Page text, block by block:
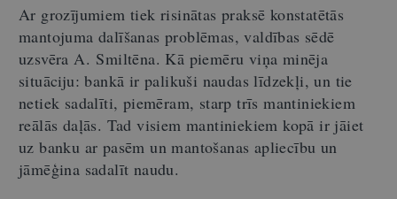
Ar grozījumiem tiek risinātas praksē konstatētās
mantojuma dalīšanas problēmas, valdības sēdē
uzsvēra A. Smiltēna. Kā piemēru viņa minēja
situāciju: bankā ir palikuši naudas līdzekļi, un tie
netiek sadalīti, piemēram, starp trīs mantiniekiem
reālās daļās. Tad visiem mantiniekiem kopā ir jāiet
uz banku ar pasēm un mantošanas apliecību un
jāmēģina sadalīt naudu.